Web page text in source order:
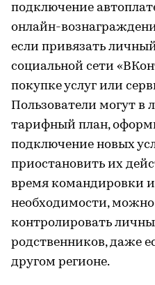
подключение
онлайн-
если привязать
социальной сети
покупке услуг или
Пользователи могут в
тарифный план,
подключение новых
приостановить их
время командировки
необходимости,
контролировать
родственников, даже
другом регионе.